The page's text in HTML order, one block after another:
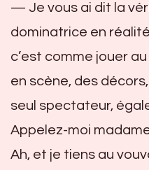
— Je vous ai dit la
dominatrice en
c’est comme jouer
en scène, des décors,
seul spectateur,
Appelez-moi
Ah, et je tiens au